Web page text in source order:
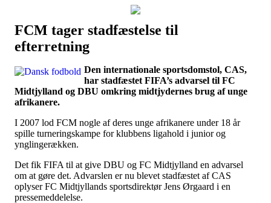
Наши партнеры
FCM tager stadfæstelse til
efterretning
Den internationale sportsdomstol, CAS,
har stadfæstet FIFA’s advarsel til FC
Midtjylland og DBU omkring midtjydernes brug af unge
afrikanere.
I 2007 lod FCM nogle af deres unge afrikanere under 18 år
spille turneringskampe for klubbens ligahold i junior og
ynglingerækken.
Det fik FIFA til at give DBU og FC Midtjylland en advarsel
om at gøre det. Advarslen er nu blevet stadfæstet af CAS
oplyser FC Midtjyllands sportsdirektør Jens Ørgaard i en
pressemeddelelse.